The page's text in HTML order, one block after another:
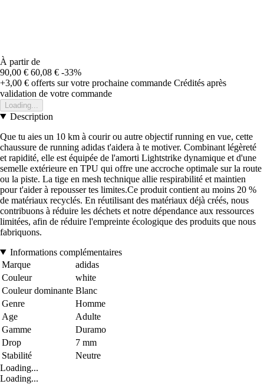
À partir de
90,00 € 60,08 € -33%
+3,00 € offerts sur votre prochaine commande Crédités après
validation de votre commande
Loading...
Description
Que tu aies un 10 km à courir ou autre objectif running en vue, cette
chaussure de running adidas t'aidera à te motiver. Combinant légèreté
et rapidité, elle est équipée de l'amorti Lightstrike dynamique et d'une
semelle extérieure en TPU qui offre une accroche optimale sur la route
ou la piste. La tige en mesh technique allie respirabilité et maintien
pour t'aider à repousser tes limites.Ce produit contient au moins 20 %
de matériaux recyclés. En réutilisant des matériaux déjà créés, nous
contribuons à réduire les déchets et notre dépendance aux ressources
limitées, afin de réduire l'empreinte écologique des produits que nous
fabriquons.
Informations complémentaires
Marque
adidas
Couleur
white
Couleur dominante Blanc
Genre
Homme
Age
Adulte
Gamme
Duramo
Drop
7 mm
Stabilité
Neutre
Loading...
Loading...